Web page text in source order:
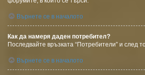
Върнете се в началото
Как да намеря даден потребител?
Последвайте връзката “Потребители” и след
Върнете се в началото